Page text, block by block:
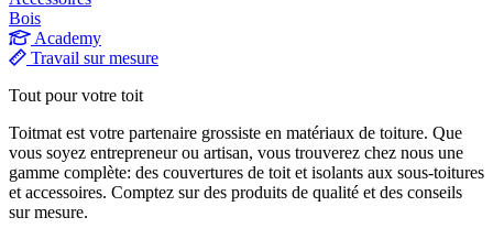
Bois
Academy
Travail sur mesure
Tout pour votre toit
Toitmat est votre partenaire grossiste en matériaux de toiture. Que
vous soyez entrepreneur ou artisan, vous trouverez chez nous une
gamme complète: des couvertures de toit et isolants aux sous-toitures
et accessoires. Comptez sur des produits de qualité et des conseils
sur mesure.